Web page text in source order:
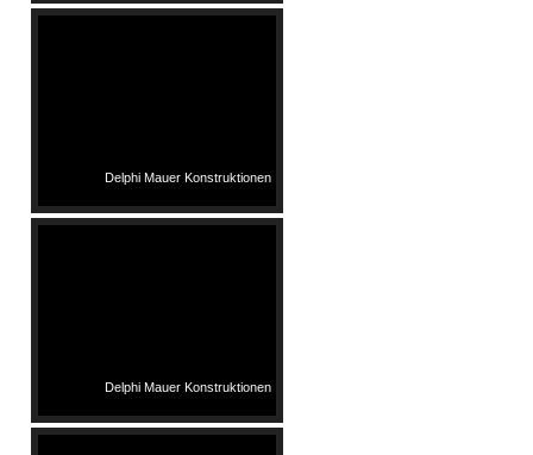
Delphi Mauer Konstruktionen
Delphi Mauer Konstruktionen